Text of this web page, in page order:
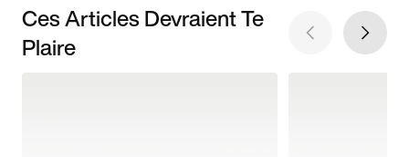
Ces Articles Devraient Te
Plaire